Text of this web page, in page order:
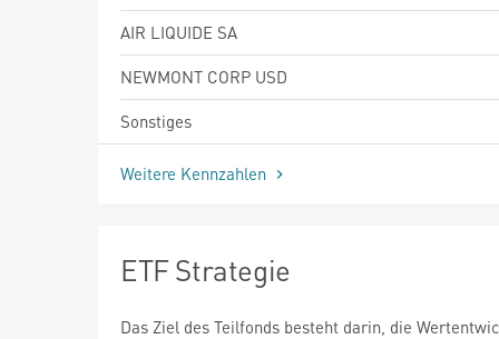
AIR LIQUIDE SA
NEWMONT CORP USD
Sonstiges
Weitere Kennzahlen
ETF Strategie
Das Ziel des Teilfonds besteht darin, die